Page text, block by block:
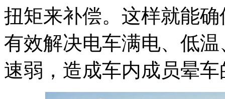
扭矩来补偿。这样就能
有效解决电车满电、低
速弱，造成车内成员晕